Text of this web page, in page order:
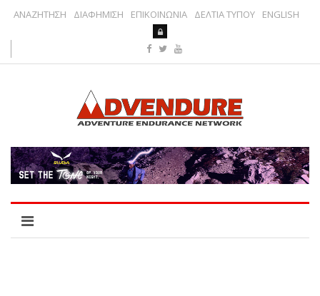
ΑΝΑΖΗΤΗΣΗ ΔΙΑΦΗΜΙΣΗ ΕΠΙΚΟΙΝΩΝΙΑ ΔΕΛΤΙΑ ΤΥΠΟΥ ENGLISH